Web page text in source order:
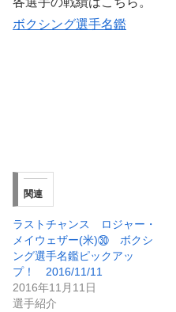
ボクシング選手名鑑
関連
ラストチャンス ロジャー・
メイウェザー(米)㉚ ボクシ
ング選手名鑑ピックアッ
プ！ 2016/11/11
2016年11月11日
選手紹介